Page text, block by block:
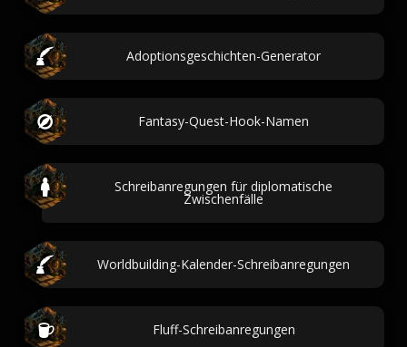
Adoptionsgeschichten-Generator
Fantasy-Quest-Hook-Namen
Schreibanregungen für diplomatische
Zwischenfälle
Worldbuilding-Kalender-Schreibanregungen
Fluff-Schreibanregungen